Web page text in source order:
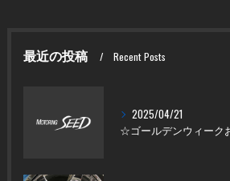
最近の投稿 Recent Posts
2025/04/21
☆ゴールデンウィーク